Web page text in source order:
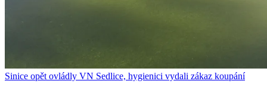
Sinice opět ovládly VN Sedlice, hygienici vydali zákaz koupání